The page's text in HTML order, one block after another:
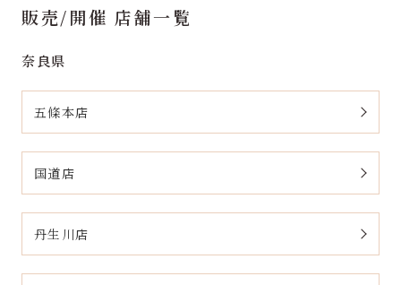
販売/開催 店舗一覧
奈良県
五條本店
国道店
丹生川店